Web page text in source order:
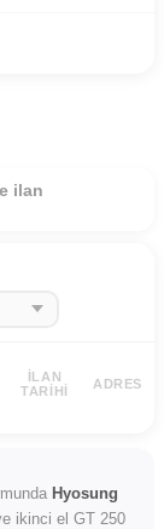
ilan
İLAN
TARIHI
ADRES
Hyosung
ikinci el GT 250